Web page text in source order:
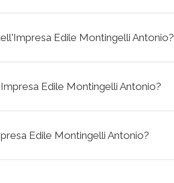
Edile Montingelli Antonio?
Edile Montingelli Antonio?
Edile Montingelli Antonio?